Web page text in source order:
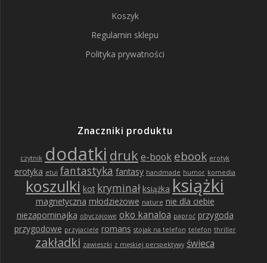
Koszyk
Regulamin sklepu
Polityka prywatności
Znaczniki produktu
czytnik dodatki druk e-book ebook erotyk
erotyka etui fantastyka fantasy handmade humor komedia
koszulki kot kryminał książka książki
magnetyczna młodzieżowe nature nie dla ciebie
niezapominajka obyczajowe oko kanaloa paproć przygoda
przygodowe przyjaciele romans stojak na telefon telefon thriller
zakładki zawieszki z męskiej perspektywy świeca